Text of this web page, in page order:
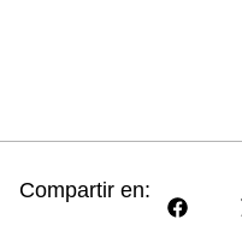
Compartir en: